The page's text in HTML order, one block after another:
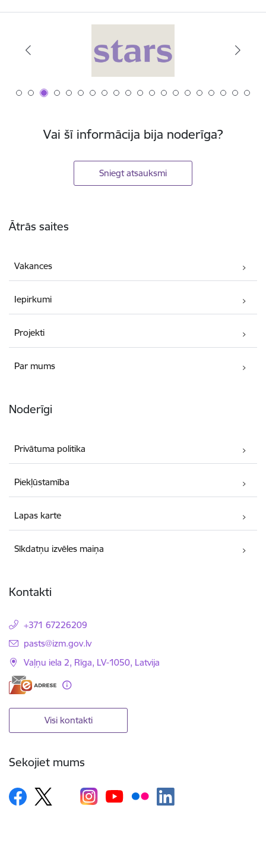
Vai šī informācija bija noderīga?
Sniegt atsauksmi
Ātrās saites
Vakances
Iepirkumi
Projekti
Par mums
Noderīgi
Privātuma politika
Piekļūstamība
Lapas karte
Sīkdatņu izvēles maiņa
Kontakti
+371 67226209
E-pasts:
pasts@izm.gov.lv
Vaļņu iela 2, Rīga, LV-1050, Latvija
Visi kontakti
Sekojiet mums